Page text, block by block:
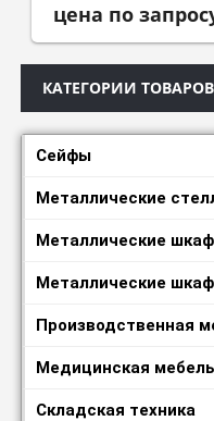
цена по
КАТЕГОРИИ ТОВАРОВ
Сейфы
Металлические
Металлические
Металлические
Производственная
Медицинская мебель
Складская техника